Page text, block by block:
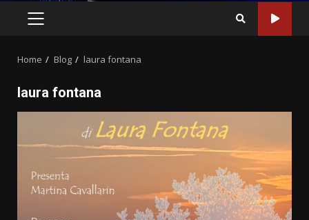
PRIMARY
Home Blog laura fontana
laura fontana